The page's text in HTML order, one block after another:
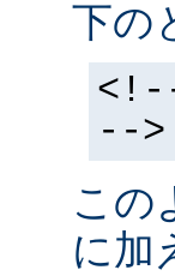
下の
-->
この
に加